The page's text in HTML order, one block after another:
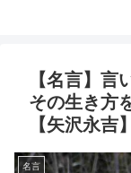
【名言】言
その生き方
【矢沢永吉】
名言